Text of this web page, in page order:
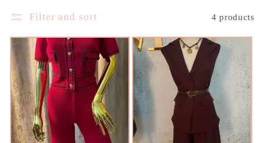
Filter and sort 4 products